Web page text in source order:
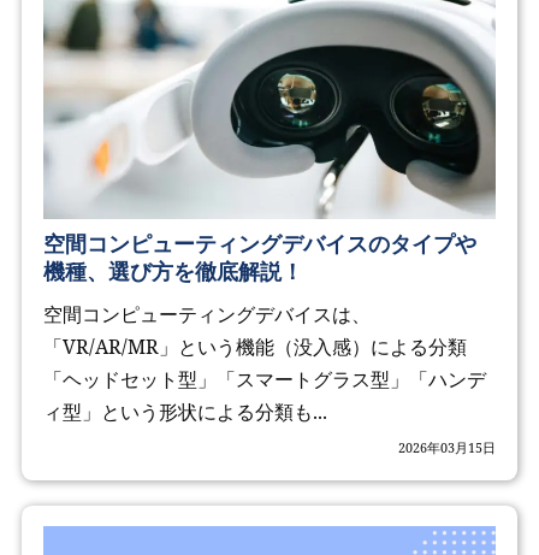
空間コンピューティングデバイスのタイプや
機種、選び方を徹底解説！
空間コンピューティングデバイスは、
「VR/AR/MR」という機能（没入感）による分類
「ヘッドセット型」「スマートグラス型」「ハンデ
ィ型」という形状による分類も...
2026年03月15日